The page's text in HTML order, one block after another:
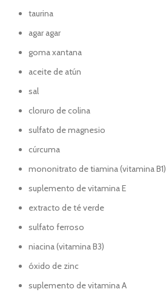
taurina
agar agar
goma xantana
aceite de atún
sal
cloruro de colina
sulfato de magnesio
cúrcuma
mononitrato de tiamina (vitamina B1)
suplemento de vitamina E
extracto de té verde
sulfato ferroso
niacina (vitamina B3)
óxido de zinc
suplemento de vitamina A